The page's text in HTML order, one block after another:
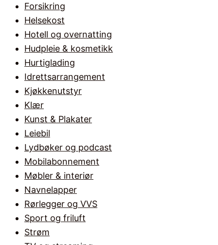
Forsikring
Helsekost
Hotell og overnatting
Hudpleie & kosmetikk
Hurtiglading
Idrettsarrangement
Kjøkkenutstyr
Klær
Kunst & Plakater
Leiebil
Lydbøker og podcast
Mobilabonnement
Møbler & interiør
Navnelapper
Rørlegger og VVS
Sport og friluft
Strøm